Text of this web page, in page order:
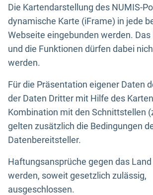
Die Kartendarstellung des NUMIS-
dynamische Karte (iFrame) in jede
Webseite eingebunden werden. Das
und die Funktionen dürfen dabei
werden.
Für die Präsentation eigener Daten
der Daten Dritter mit Hilfe des
Kombination mit den Schnittstellen
gelten zusätzlich die Bedingungen
Datenbereitsteller.
Haftungsansprüche gegen das
werden, soweit gesetzlich zulässig,
ausgeschlossen.